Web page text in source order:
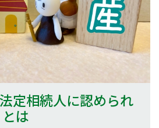
定相続人に認められ
は